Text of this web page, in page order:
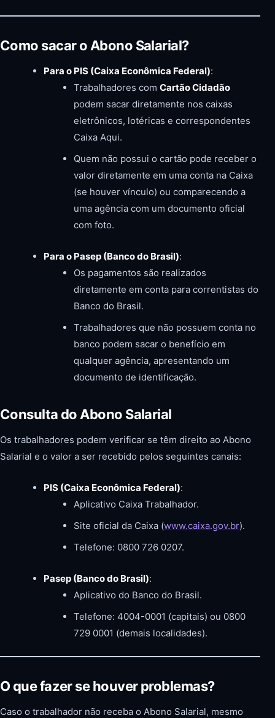
Como sacar o Abono Salarial?
Para o PIS (Caixa Econômica Federal):
Trabalhadores com Cartão Cidadão
podem sacar diretamente nos caixas
eletrônicos, lotéricas e correspondentes
Caixa Aqui.
Quem não possui o cartão pode receber o
valor diretamente em uma conta na Caixa
(se houver vínculo) ou comparecendo a
uma agência com um documento oficial
com foto.
Para o Pasep (Banco do Brasil):
Os pagamentos são realizados
diretamente em conta para correntistas do
Banco do Brasil.
Trabalhadores que não possuem conta no
banco podem sacar o benefício em
qualquer agência, apresentando um
documento de identificação.
Consulta do Abono Salarial
Os trabalhadores podem verificar se têm direito ao Abono
Salarial e o valor a ser recebido pelos seguintes canais:
PIS (Caixa Econômica Federal):
Aplicativo Caixa Trabalhador.
Site oficial da Caixa (www.caixa.gov.br).
Telefone: 0800 726 0207.
Pasep (Banco do Brasil):
Aplicativo do Banco do Brasil.
Telefone: 4004-0001 (capitais) ou 0800
729 0001 (demais localidades).
O que fazer se houver problemas?
Caso o trabalhador não receba o Abono Salarial, mesmo